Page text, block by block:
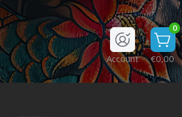
0
€0,00
Account